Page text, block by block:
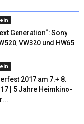
Generation“: Sony
VW320 und HW65
2017 am 7.+ 8.
| 5 Jahre Heimkino-